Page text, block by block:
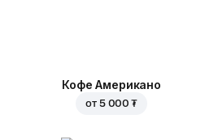
Кофе Американо
от 5 000 ₮